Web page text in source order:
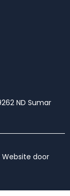
ND Sumar
door